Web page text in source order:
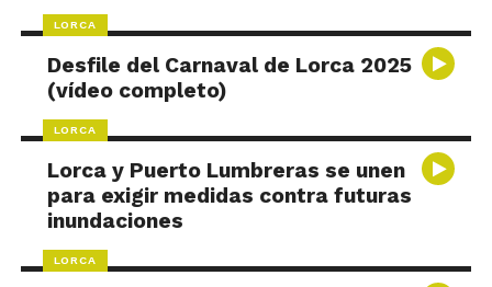
LORCA
Desfile del Carnaval de Lorca 2025
(vídeo completo)
LORCA
Lorca y Puerto Lumbreras se unen
para exigir medidas contra futuras
inundaciones
LORCA